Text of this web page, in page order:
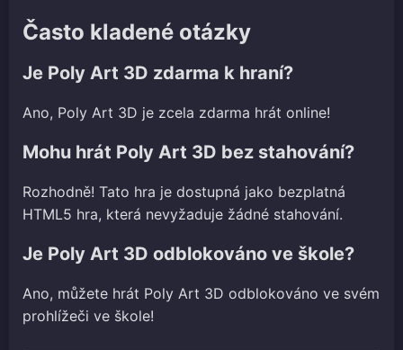
Často kladené otázky
Je Poly Art 3D zdarma k hraní?
Ano, Poly Art 3D je zcela zdarma hrát online!
Mohu hrát Poly Art 3D bez stahování?
Rozhodně! Tato hra je dostupná jako bezplatná
HTML5 hra, která nevyžaduje žádné stahování.
Je Poly Art 3D odblokováno ve škole?
Ano, můžete hrát Poly Art 3D odblokováno ve svém
prohlížeči ve škole!